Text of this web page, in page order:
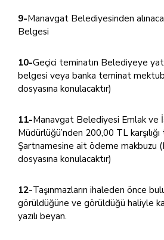
9-Manavgat Belediyesinden
Belgesi
10-Geçici teminatın Belediyeye
belgesi veya banka teminat
dosyasına konulacaktır)
11-Manavgat Belediyesi Emlak ve
Müdürlüğü’nden 200,00 TL
Şartnamesine ait ödeme makbuzu
dosyasına konulacaktır)
12-Taşınmazların ihaleden önce
görüldüğüne ve görüldüğü haliyle
yazılı beyan.